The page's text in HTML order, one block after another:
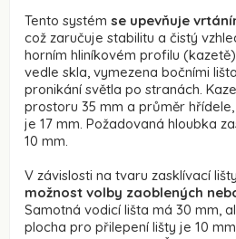
Tento systém se upevňuje
což zaručuje stabilitu a čistý
horním hliníkovém profilu
vedle skla, vymezena bočními
pronikání světla po stranách.
prostoru 35 mm a průměr
je 17 mm. Požadovaná hloubka
10 mm.
V závislosti na tvaru zasklívací
možnost volby zaoblených
Samotná vodicí lišta má 30 mm,
plocha pro přilepení lišty je 10